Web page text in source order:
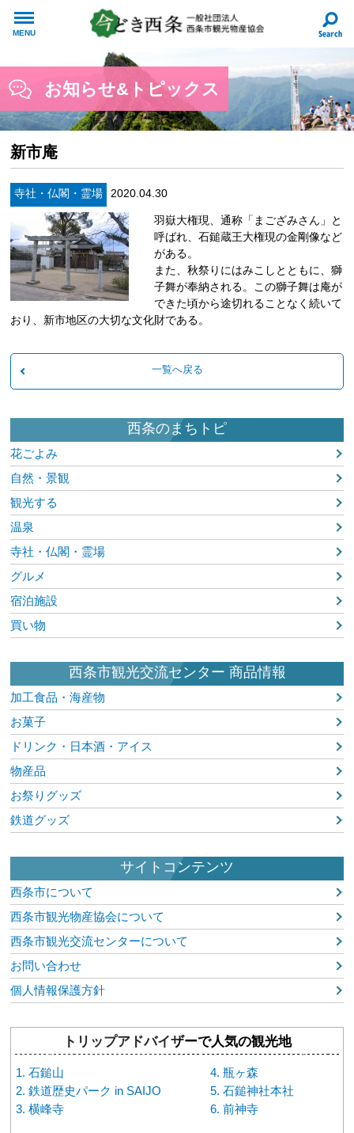
MENU
お知らせ&トピックス
新市庵
寺社・仏閣・霊場 2020.04.30
羽嶽大権現、通称「まござみさん」と
呼ばれ、石鎚蔵王大権現の金剛像など
がある。
また、秋祭りにはみこしとともに、獅
子舞が奉納される。この獅子舞は庵が
できた頃から途切れることなく続いて
おり、新市地区の大切な文化財である。
一覧へ戻る
西条のまちトピ
花ごよみ
自然・景観
観光する
温泉
寺社・仏閣・霊場
グルメ
宿泊施設
買い物
西条市観光交流センター 商品情報
加工食品・海産物
お菓子
ドリンク・日本酒・アイス
物産品
お祭りグッズ
鉄道グッズ
サイトコンテンツ
西条市について
西条市観光物産協会について
西条市観光交流センターについて
お問い合わせ
個人情報保護方針
トリップアドバイザーで人気の観光地
石鎚山
鉄道歴史パーク in SAIJO
横峰寺
瓶ヶ森
石鎚神社本社
前神寺